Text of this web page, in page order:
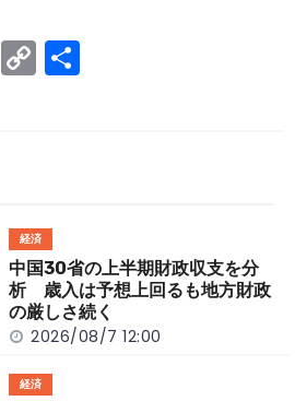
W
e
C
o
n
k
経済
中国30省の上半期財政収支を分
析 歳入は予想上回るも地方財政
の厳しさ続く
2026/08/7 12:00
経済